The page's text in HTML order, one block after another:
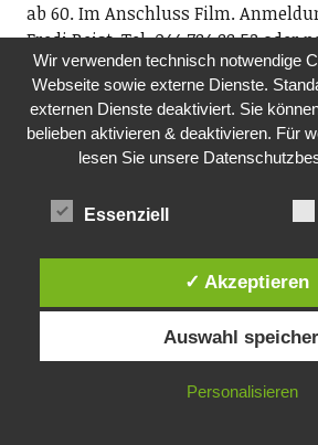
ab 60. Im Anschluss Film.
Fredi Reist, Tel. 044 784 88 52 oder
ov.richterswil@pszh.ch
12.00 Uhr, reformiertes
Rosengarten, Dorfstrasse 75,
FR, 06.11.2026
SCHOPFCLUB- JUGENDTREFF
Jugendarbeitende der beiden
Am Freitagabend nichts vor? Der
Jugendlichen der Sekundarstufe
Ob Musik hören, einen Film
abhängen – du entscheidest, was
Komm vorbei und nimm deine
Wir verwenden technisch notwendige
Webseite sowie externe Dienste.
externen Dienste deaktiviert. Sie
belieben aktivieren & deaktivieren. Für
lesen Sie unsere
Essenziell
✓ Akzeptieren
Auswahl
Personalisieren